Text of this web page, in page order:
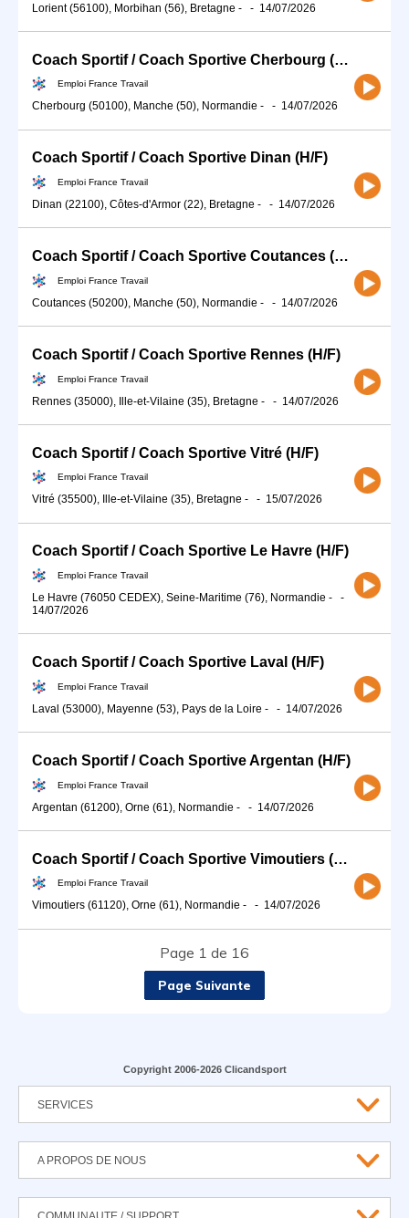
Lorient (56100), Morbihan (56), Bretagne - - 14/07/2026
Coach Sportif / Coach Sportive Cherbourg (H/F)
Emploi France Travail
Cherbourg (50100), Manche (50), Normandie - - 14/07/2026
Coach Sportif / Coach Sportive Dinan (H/F)
Emploi France Travail
Dinan (22100), Côtes-d'Armor (22), Bretagne - - 14/07/2026
Coach Sportif / Coach Sportive Coutances (H/F)
Emploi France Travail
Coutances (50200), Manche (50), Normandie - - 14/07/2026
Coach Sportif / Coach Sportive Rennes (H/F)
Emploi France Travail
Rennes (35000), Ille-et-Vilaine (35), Bretagne - - 14/07/2026
Coach Sportif / Coach Sportive Vitré (H/F)
Emploi France Travail
Vitré (35500), Ille-et-Vilaine (35), Bretagne - - 15/07/2026
Coach Sportif / Coach Sportive Le Havre (H/F)
Emploi France Travail
Le Havre (76050 CEDEX), Seine-Maritime (76), Normandie -
-
14/07/2026
Coach Sportif / Coach Sportive Laval (H/F)
Emploi France Travail
Laval (53000), Mayenne (53), Pays de la Loire - - 14/07/2026
Coach Sportif / Coach Sportive Argentan (H/F)
Emploi France Travail
Argentan (61200), Orne (61), Normandie - - 14/07/2026
Coach Sportif / Coach Sportive Vimoutiers (H/F)
Emploi France Travail
Vimoutiers (61120), Orne (61), Normandie - - 14/07/2026
Page 1 de 16
Page Suivante
Copyright 2006-2026 Clicandsport
SERVICES
A PROPOS DE NOUS